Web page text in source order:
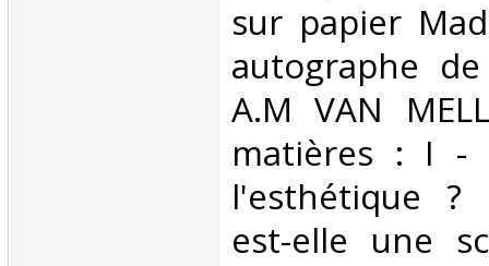
sur papier
autographe
A.M VAN
matières : I -
l'esthétique ?
est-elle une